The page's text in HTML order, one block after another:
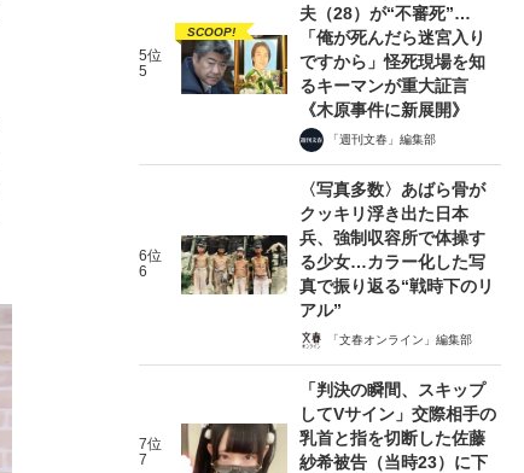
5位
5
SCOOP!
夫（28）が“不審死”…
「俺が死んだら迷宮入り
ですから」怪死現場を知
るキーマンが重大証言
《木原事件に新展開》
「週刊文春」編集部
6位
6
〈写真多数〉あばら骨が
クッキリ浮き出た日本
兵、強制収容所で体操す
る少女…カラー化した写
真で振り返る“戦時下のリ
アル”
「文春オンライン」編集部
7位
7
「判決の瞬間、スキップ
してVサイン」交際相手の
乳首と指を切断した佐藤
紗希被告（当時23）に下